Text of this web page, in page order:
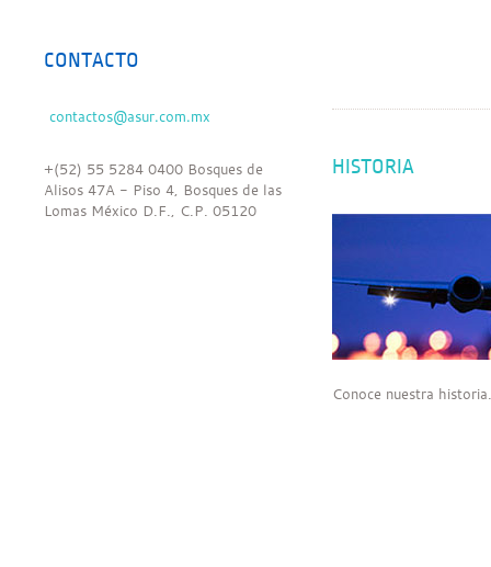
HISTORIA
Conoce nuestra
CONTACTO
+(52) 55 5284 0400 Bosques de
Alisos 47A - Piso 4, Bosques de las
Lomas México D.F., C.P. 05120